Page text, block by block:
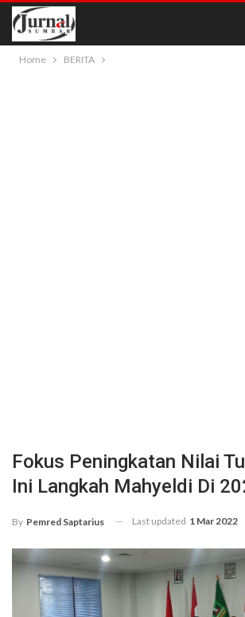
Home BERITA
Fokus Peningkatan Nilai
Ini Langkah Mahyeldi Di
By Pemred Saptarius Last updated 1 Mar 2022